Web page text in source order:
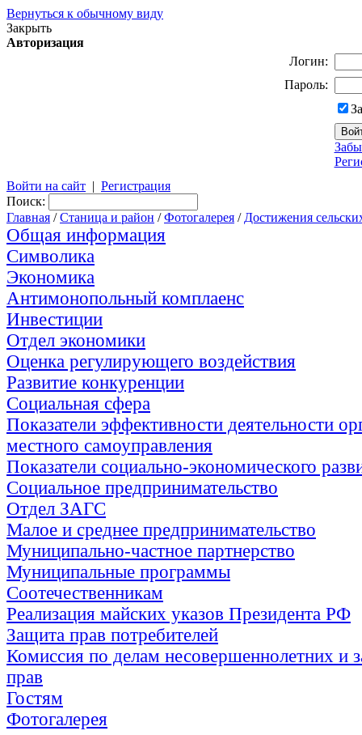
Вернуться к обычному виду
Закрыть
Авторизация
Логин:
Пароль:
Войти на сайт | Регистрация
Поиск:
Главная /Станица и район /Фотогалерея / Достижения
Общая информация
Символика
Экономика
Антимонопольный комплаенс
Инвестиции
Отдел экономики
Оценка регулирующего воздействия
Развитие конкуренции
Социальная сфера
Показатели эффективности деятельности
местного самоуправления
Показатели социально-экономического
Социальное предпринимательство
Отдел ЗАГС
Малое и среднее предпринимательство
Муниципально-частное партнерство
Муниципальные программы
Соотечественникам
Реализация майских указов Президента РФ
Защита прав потребителей
Комиссия по делам несовершеннолетних и
прав
Гостям
Фотогалерея